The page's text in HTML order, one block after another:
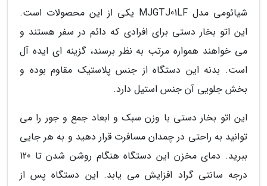
شیائومی مدل MJGTJ01LF یکی از این محصولات است.
این اتو بخار دستی برای افرادی که دائم در سفر هستند و
می خواهند همواره مرتب به نظر برسند، گزینه ای ایده آل
است. بدنه این دستگاه از جنس پلاستیک مقاوم بوده و
بخش جلویی آن جنس استیل دارد.
این اتو بخار دستی با وزن سبک و ابعاد جمع و جور را می
توانید به راحتی در چمدان مسافرت قرار دهید و به هر جایی
ببرید. دمای مخزن این دستگاه هنگام روشن شدن تا 120
درجه سانتی گراد افزایش می یابد. این دستگاه پس از